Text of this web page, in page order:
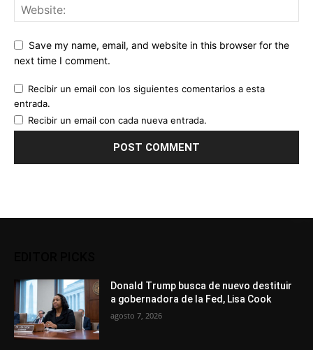
Save my name, email, and website in this browser for the
next time I comment.
Recibir un email con los siguientes comentarios a esta
entrada.
Recibir un email con cada nueva entrada.
Donald Trump busca de nuevo destituir
a gobernadora de la Fed, Lisa Cook
agosto 7, 2026